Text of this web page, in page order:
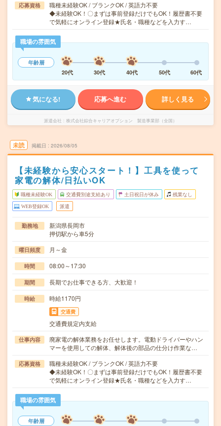
応募資格
職種未経験OK / ブランクOK / 英語力不要
◆未経験OK！〇まずは事前登録だけでもOK！履歴書不要
で気軽にオンライン登録★氏名・職種などを入力す…
職場の雰囲気
年齢層
20代
30代 40代 50代 60代
気になる! 応募へ進む 詳しく見る
派遣会社 株式会社綜合キャリアオプション 製造事業部（全国）
未読 掲載日 2026/08/05
【未経験から安心スタート！】工具を使って
家電の解体/日払いOK
職種未経験OK 交通費別途支給あり 土日祝日が休み 残業なし
WEB登録OK 派遣
勤務地
新潟県長岡市
押切駅から車5分
曜日頻度 月～金
時間 08:00～17:30
期間 長期でお仕事できる方、大歓迎！
時給 時給1170円
交通費
交通費規定内支給
仕事内容
廃家電の解体業務をお任せします。電動ドライバーやハン
マーを使用しての解体、解体後の部品の仕分け作業な…
応募資格
職種未経験OK / ブランクOK / 英語力不要
◆未経験OK！〇まずは事前登録だけでもOK！履歴書不要
で気軽にオンライン登録★氏名・職種などを入力す…
職場の雰囲気
年齢層